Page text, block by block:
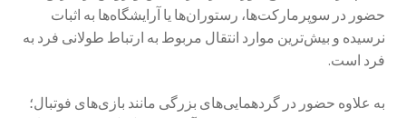
حضور در سوپرمارکت‌ها، رستوران‌ها یا آرایشگاه‌ها به اثبات
نرسیده و بیش‌ترین موارد انتقال مربوط به ارتباط طولانی فرد به
فرد است.
به علاوه حضور در گردهمایی‌های بزرگی مانند بازی‌های فوتبال؛